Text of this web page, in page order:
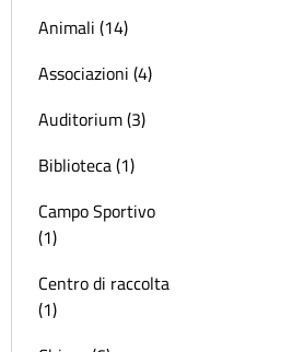
Animali (14)
Associazioni (4)
Auditorium (3)
Biblioteca (1)
Campo Sportivo
(1)
Centro di raccolta
(1)